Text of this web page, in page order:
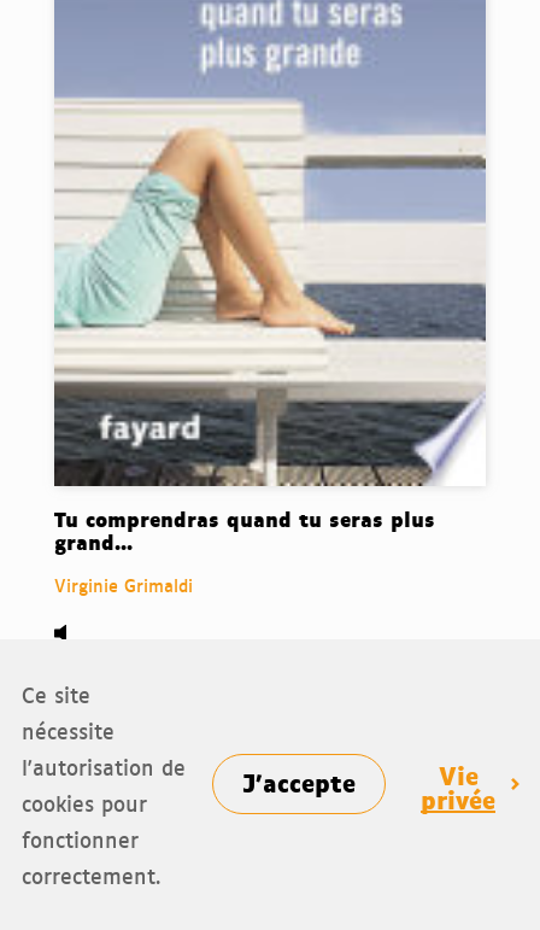
Tu comprendras quand tu seras plus
grand...
Virginie Grimaldi
Audio,
Coups de coeur
La femme de ménage, de Freida McFadden.
Ce site
nécessite
l'autorisation de
cookies pour
fonctionner
correctement.
J'accepte Vie
privée